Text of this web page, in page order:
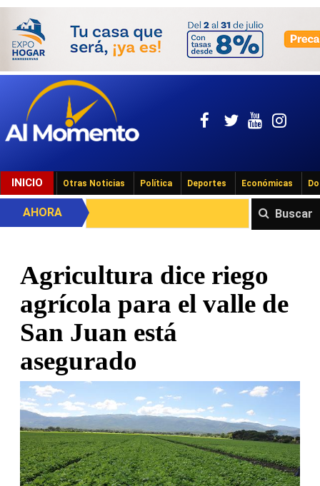
INICIO Otras Noticias Política Deportes Económicas
Buscar
AHORA
Agricultura dice riego
agrícola para el valle de
San Juan está
asegurado